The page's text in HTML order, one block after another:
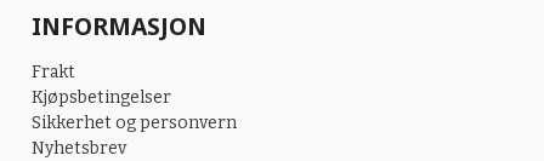
INFORMASJON
Frakt
Kjøpsbetingelser
Sikkerhet og personvern
Nyhetsbrev